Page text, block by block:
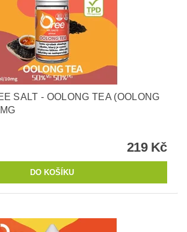
SALT - OOLONG TEA (OOLONG
219 Kč